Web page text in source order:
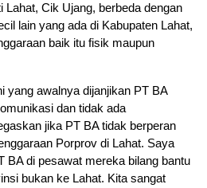
Lahat, Cik Ujang, berbeda dengan
lain yang ada di Kabupaten Lahat,
baik itu fisik maupun
yang awalnya dijanjikan PT BA
dan tidak ada
jika PT BA tidak berperan
Porprov di Lahat. Saya
BA di pesawat mereka bilang bantu
bukan ke Lahat. Kita sangat